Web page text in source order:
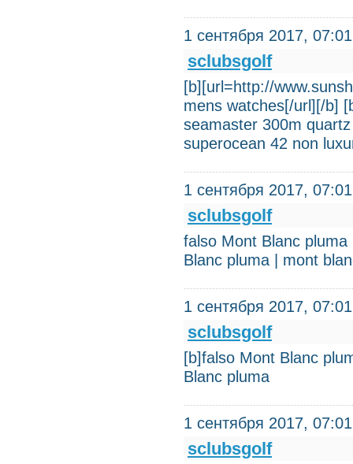
1 сентября 2017, 07:01
sclubsgolf
[b][url=http://
mens watches[/url][/b]
seamaster 300m
superocean 42 non
1 сентября 2017, 07:01
sclubsgolf
falso Mont Blanc
Blanc pluma | mont
1 сентября 2017, 07:01
sclubsgolf
[b]falso Mont Blanc
Blanc pluma
1 сентября 2017, 07:01
sclubsgolf